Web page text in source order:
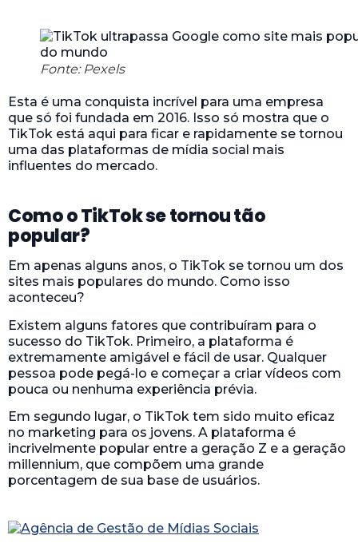
Fonte: Pexels
Esta é uma conquista incrível para uma empresa
que só foi fundada em 2016. Isso só mostra que o
TikTok está aqui para ficar e rapidamente se tornou
uma das plataformas de mídia social mais
influentes do mercado.
Como o TikTok se tornou tão
popular?
Em apenas alguns anos, o TikTok se tornou um dos
sites mais populares do mundo. Como isso
aconteceu?
Existem alguns fatores que contribuíram para o
sucesso do TikTok. Primeiro, a plataforma é
extremamente amigável e fácil de usar. Qualquer
pessoa pode pegá-lo e começar a criar vídeos com
pouca ou nenhuma experiência prévia.
Em segundo lugar, o TikTok tem sido muito eficaz
no marketing para os jovens. A plataforma é
incrivelmente popular entre a geração Z e a geração
millennium, que compõem uma grande
porcentagem de sua base de usuários.